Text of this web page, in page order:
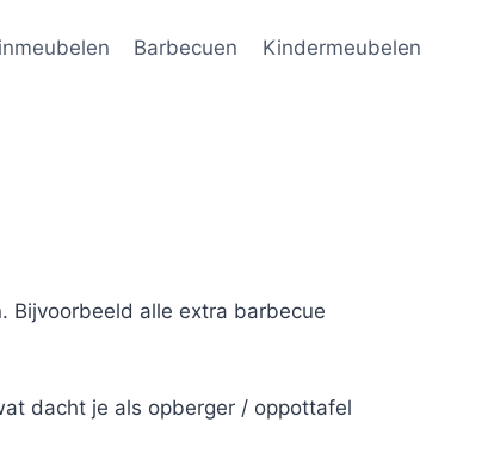
Barbecuen Kindermeubelen
Bijvoorbeeld alle extra barbecue
dacht je als opberger / oppottafel